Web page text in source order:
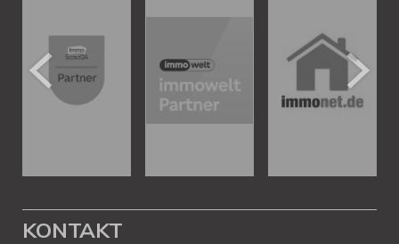
KONTAKT